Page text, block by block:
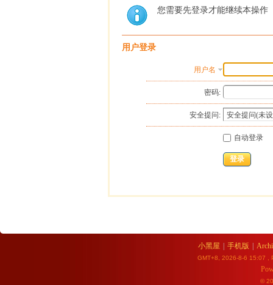
您需要先登录才能继续本操作
用户登录
用户名
密码:
安全提问:
自动登录
登录
小黑屋 手机版
GMT+8, 2026-8-6 15:07 ,
©